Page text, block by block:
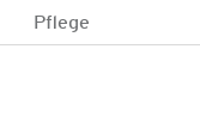
Pflege